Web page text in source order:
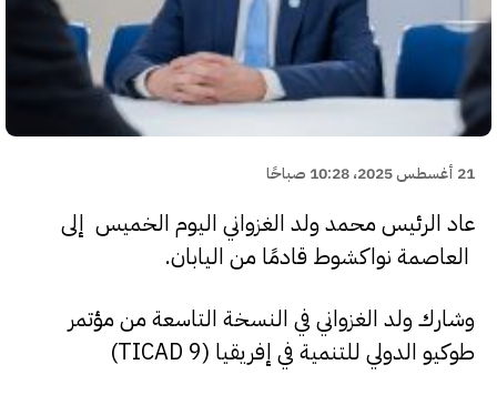
21 أغسطس 2025، 10:28 صباحًا
عاد الرئيس محمد ولد الغزواني اليوم الخميس إلى
العاصمة نواكشوط قادمًا من اليابان.
وشارك ولد الغزواني في النسخة التاسعة من مؤتمر
طوكيو الدولي للتنمية في إفريقيا (TICAD 9)